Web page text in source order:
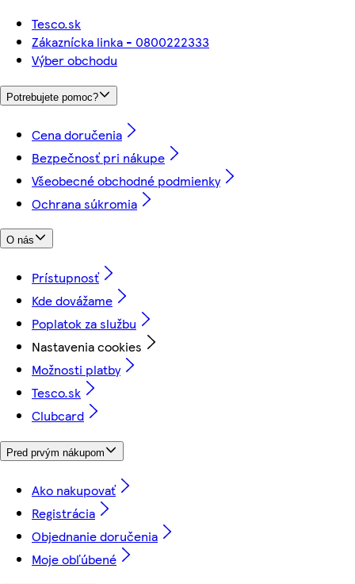
Tesco.sk
Zákaznícka linka - 0800222333
Výber obchodu
Potrebujete pomoc?
Cena doručenia
Bezpečnosť pri nákupe
Všeobecné obchodné podmienky
Ochrana súkromia
O nás
Prístupnosť
Kde dovážame
Poplatok za službu
Nastavenia cookies
Možnosti platby
Tesco.sk
Clubcard
Pred prvým nákupom
Ako nakupovať
Registrácia
Objednanie doručenia
Moje obľúbené